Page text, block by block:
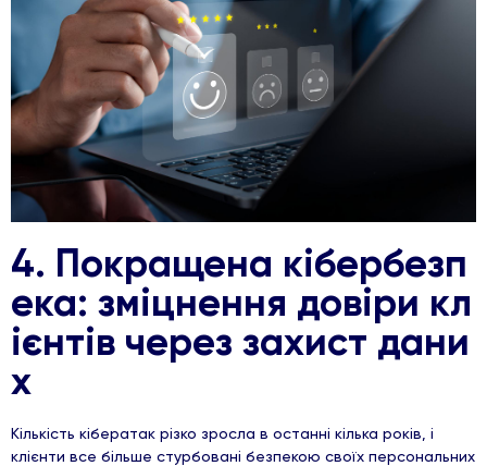
4. Покращена кібербезп
ека: зміцнення довіри кл
ієнтів через захист дани
х
Кількість кібератак різко зросла в останні кілька років, і
клієнти все більше стурбовані безпекою своїх персональних